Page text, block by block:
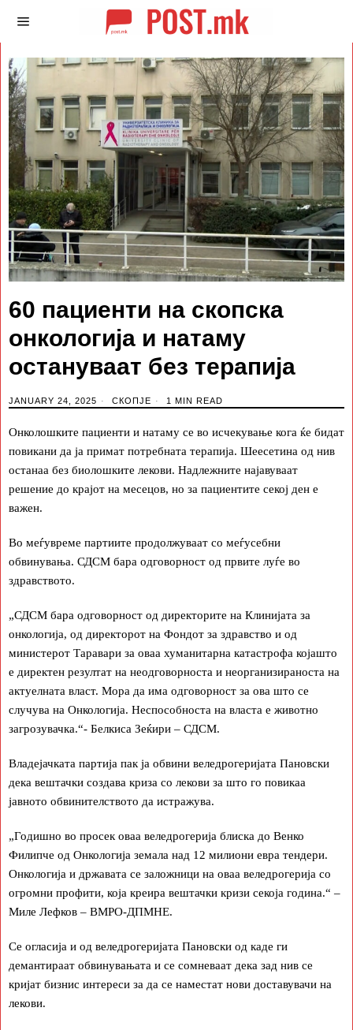
60 пациенти на скопска
онкологија и натаму
остануваат без терапија
JANUARY 24, 2025 СКОПЈЕ 1 MIN READ
Онколошките пациенти и натаму се во исчекување кога ќе бидат
повикани да ја примат потребната терапија. Шеесетина од нив
останаа без биолошките лекови. Надлежните најавуваат
решение до крајот на месецов, но за пациентите секој ден е
важен.
Во меѓувреме партиите продолжуваат со меѓусебни
обвинувања. СДСМ бара одговорност од првите луѓе во
здравството.
„СДСМ бара одговорност од директорите на Клинијата за
онкологија, од директорот на Фондот за здравство и од
министерот Таравари за оваа хуманитарна катастрофа којашто
е директен резултат на неодговорноста и неорганизираноста на
актуелната власт. Мора да има одговорност за ова што се
случува на Онкологија. Неспособноста на власта е животно
загрозувачка.“- Белкиса Зеќири – СДСМ.
Владејачката партија пак ја обвини веледрогеријата Пановски
дека вештачки создава криза со лекови за што го повикаа
јавното обвинителството да истражува.
„Годишно во просек оваа веледрогерија блиска до Венко
Филипче од Онкологија земала над 12 милиони евра тендери.
Онкологија и државата се заложници на оваа веледрогерија со
огромни профити, која креира вештачки кризи секоја година.“ –
Миле Лефков – ВМРО-ДПМНЕ.
Се огласија и од веледрогеријата Пановски од каде ги
демантираат обвинувањата и се сомневаат дека зад нив се
кријат бизнис интереси за да се наместат нови доставувачи на
лекови.